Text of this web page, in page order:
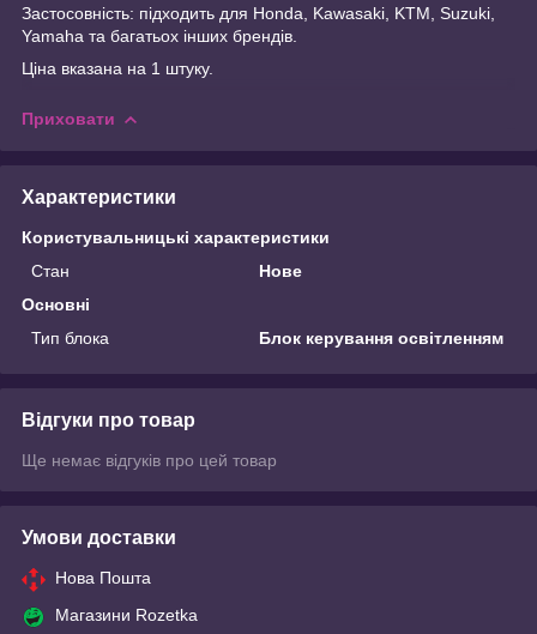
Застосовність: підходить для Honda, Kawasaki, KTM, Suzuki,
Yamaha та багатьох інших брендів.
Ціна вказана на 1 штуку.
Приховати
Характеристики
Користувальницькі характеристики
Стан
Нове
Основні
Тип блока
Блок керування освітленням
Відгуки про товар
Ще немає відгуків про цей товар
Умови доставки
Нова Пошта
Магазини Rozetka